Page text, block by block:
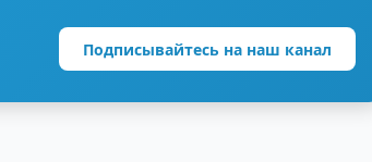
Подписывайтесь на наш канал